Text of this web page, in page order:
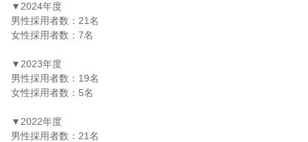
▼2024年度
男性採用者数：21名
女性採用者数：7名
▼2023年度
男性採用者数：19名
女性採用者数：5名
▼2022年度
男性採用者数：21名